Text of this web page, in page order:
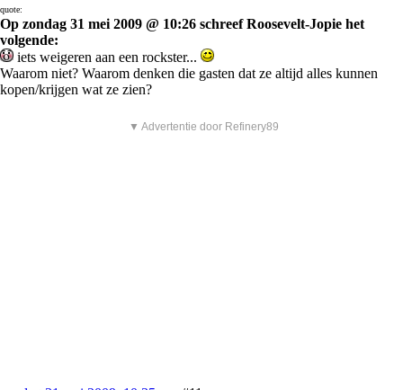
quote:
Op zondag 31 mei 2009 @ 10:26 schreef Roosevelt-Jopie het
volgende:
iets weigeren aan een rockster...
Waarom niet? Waarom denken die gasten dat ze altijd alles kunnen
kopen/krijgen wat ze zien?
▼ Advertentie door Refinery89